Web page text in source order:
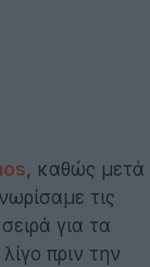
, καθώς μετά
τις
για τα
πριν την